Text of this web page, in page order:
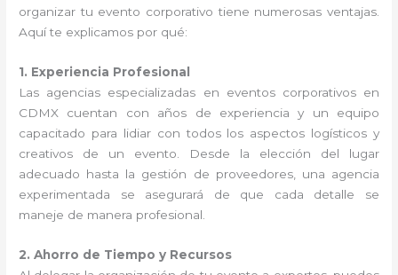
organizar tu evento corporativo tiene numerosas ventajas.
Aquí te explicamos por qué:
1. Experiencia Profesional
Las agencias especializadas en eventos corporativos en
CDMX cuentan con años de experiencia y un equipo
capacitado para lidiar con todos los aspectos logísticos y
creativos de un evento. Desde la elección del lugar
adecuado hasta la gestión de proveedores, una agencia
experimentada se asegurará de que cada detalle se
maneje de manera profesional.
2. Ahorro de Tiempo y Recursos